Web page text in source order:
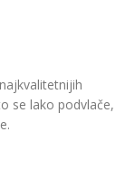
se lako podvlače,